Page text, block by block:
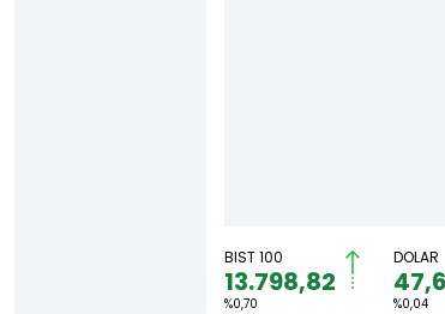
BIST 100
13.798,82
%0,70
DOLAR
%0,04